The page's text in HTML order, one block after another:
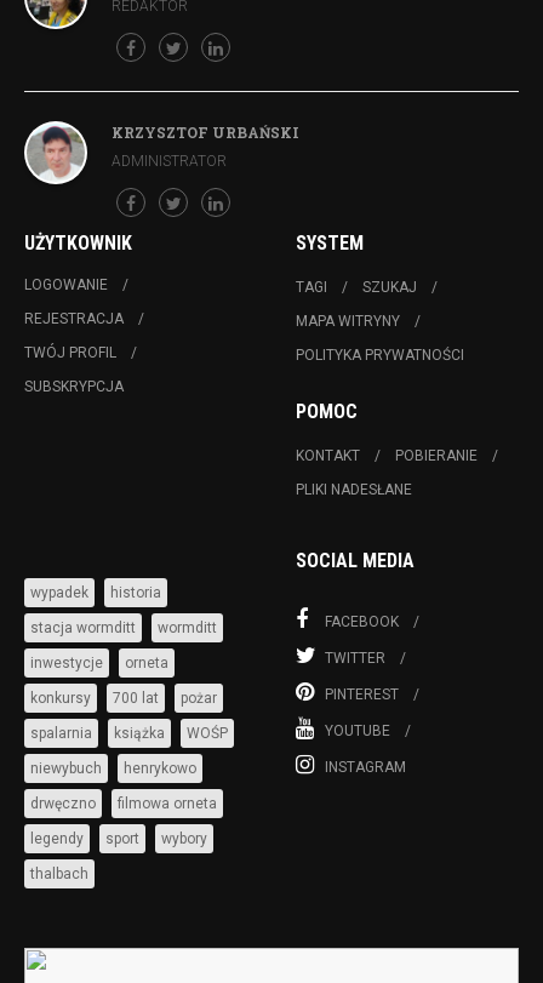
REDAKTOR
KRZYSZTOF URBAŃSKI
ADMINISTRATOR
UŻYTKOWNIK
LOGOWANIE
REJESTRACJA
TWÓJ PROFIL
SUBSKRYPCJA
SYSTEM
TAGI
SZUKAJ
MAPA WITRYNY
POLITYKA PRYWATNOŚCI
POMOC
KONTAKT
POBIERANIE
PLIKI NADESŁANE
wypadek historia
stacja wormditt wormditt
inwestycje orneta
konkursy 700 lat pożar
spalarnia książka WOŚP
niewybuch henrykowo
drwęczno filmowa orneta
legendy sport wybory
thalbach
SOCIAL MEDIA
FACEBOOK
TWITTER
PINTEREST
YOUTUBE
INSTAGRAM